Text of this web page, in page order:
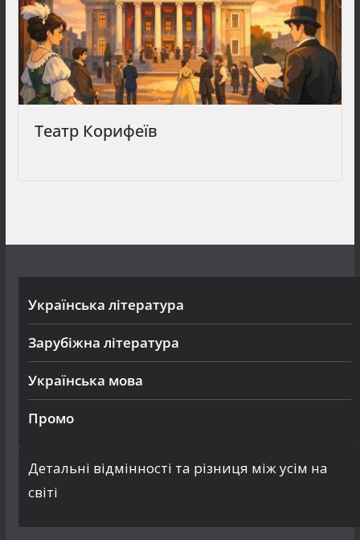
Театр Корифеїв
Українська література
Зарубіжна література
Українська мова
Промо
Детальні відмінності та різниця між усім на
світі